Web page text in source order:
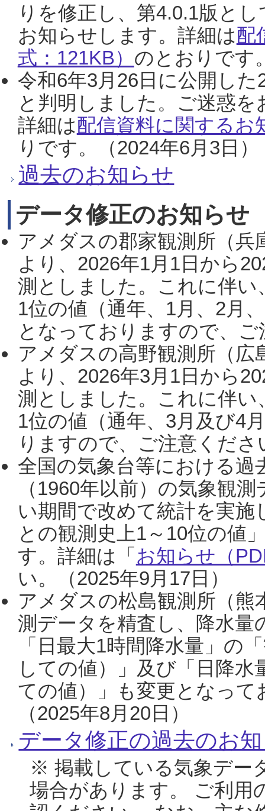
りを修正し、第4.0.1版と
お知らせします。詳細は配
式：121KB） のとおりです
令和6年3月26日に公開し
と判明しました。ご迷惑
詳細は配信資料に関するお
りです。（2024年6月3日）
過去のお知らせ
データ修正のお知らせ
アメダスの郡家観測所（
より、2026年1月1日から
測としました。これに伴い
1位の値（通年、1月、2月
となっておりますので、
アメダスの高野観測所（
より、2026年3月1日から
測としました。これに伴い
1位の値（通年、3月及び4
りますので、ご注意くだ
全国の気象台等における過
（1960年以前）の気象観
い期間で改めて統計を実
との観測史上1～10位の値
す。詳細は「 お知らせ（
い。（2025年9月17日）
アメダスの松島観測所（熊
測データを精査し、降水
「日最大1時間降水量」の
しての値）」及び「日降
ての値）」も変更となっ
（2025年8月20日）
データ修正の過去のお
※ 掲載している気象デー
場合があります。 ご利用